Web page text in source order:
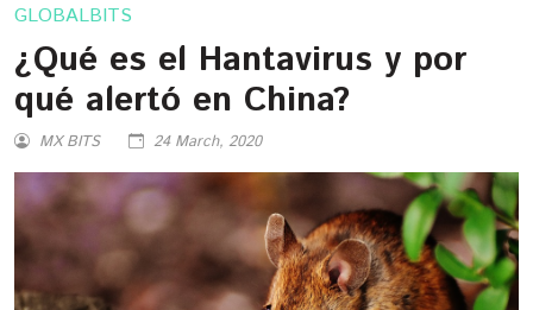
GLOBALBITS
¿Qué es el Hantavirus y por
qué alertó en China?
MX BITS 24 March, 2020